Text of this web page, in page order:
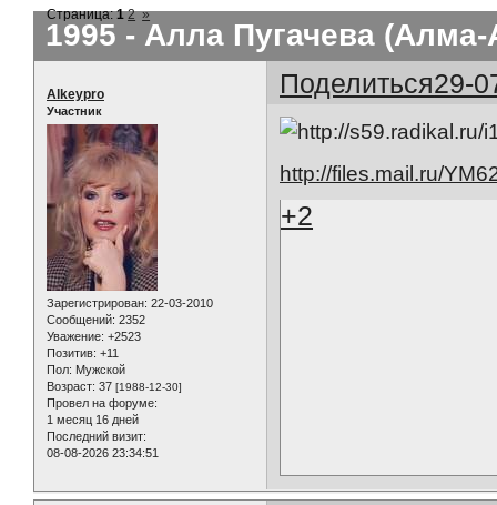
1995 - Алла Пугачева
Страница:1 2 »
Поделиться29-
Alkeypro
Участник
Зарегистрирован: 22-03-2010
Сообщений: 2352
Уважение: +2523
Позитив: +11
Пол: Мужской
Возраст: 37 [1988-12-30]
Провел на форуме:
1 месяц 16 дней
Последний визит:
08-08-2026 23:34:51
http://files.mail.ru/
+2